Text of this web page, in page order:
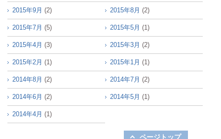
2015年9月 (2) 2015年8月 (2)
2015年7月 (5) 2015年5月 (1)
2015年4月 (3) 2015年3月 (2)
2015年2月 (1) 2015年1月 (1)
2014年8月 (2) 2014年7月 (2)
2014年6月 (2) 2014年5月 (1)
2014年4月 (1)
ページトップ